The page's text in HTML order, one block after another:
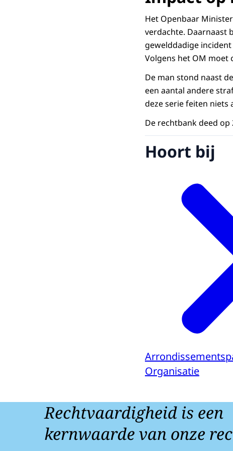
Het Openbaar
verdachte. Daarnaast
gewelddadige
Volgens het OM moet
De man stond naast
een aantal andere
deze serie feiten niets
De rechtbank deed
Hoort bij
Organisatie
Rechtvaardigheid is een
kernwaarde van onze